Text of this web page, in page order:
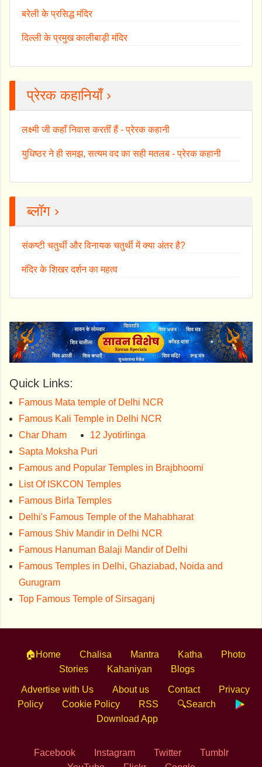
बरेली के प्रसिद्ध मंदिर
दिल्ली के प्रमुख कालीबाड़ी मंदिर
प्रेरक कहानियाँ ›
लक्ष्मी जी कहाँ निवास करतीं हैं - प्रेरक कहानी
युधिष्ठर ने ही समझ, सत्यम वद का सही मतलब - प्रेरक कहानी
ब्लॉग ›
संकष्टी चतुर्थी और विनायक चतुर्थी में क्या अंतर है?
मंदिर के शिखर दर्शन का महत्व
Quick Links:
Famous Mata temple of Delhi NCR
Famous Kali Temple in Delhi NCR
Char Dham
12 Jyotirlinga
Sapta Moksha Puri
Famous and Popular Temples in Brajbhoomi
List Of ISKCON Temples
Famous Birla Temples
Delhi's Famous Temple of the Mahabharat
Famous Shiv Mandir in Delhi NCR
Famous Hanuman Balaji Mandir of Delhi
Famous Temples in Delhi, Ghaziabad, Noida and
Gurugram
Top Famous Temple of Sirsaganj
🏠Home Chalisa Mantra Katha
Photo
Stories
Kahaniyan Blogs
Advertise with Us About us Contact
Privacy
Policy
Cookie Policy RSS
🔍Search
Download App
Facebook Instagram Twitter
Tumblr